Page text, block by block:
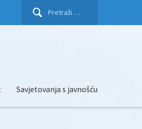
Pretraži:
Savjetovanja s javnošću